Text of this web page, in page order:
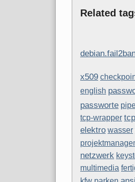
Related
x509
english
passworte
tcp-wrapper tcp
elektro wasser
netzwerk
multimedia